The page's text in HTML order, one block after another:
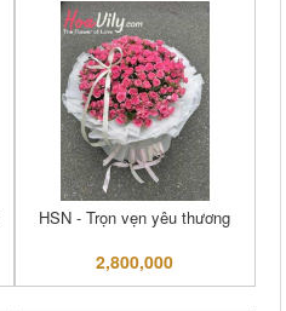
HSN - Trọn vẹn yêu thương
2,800,000